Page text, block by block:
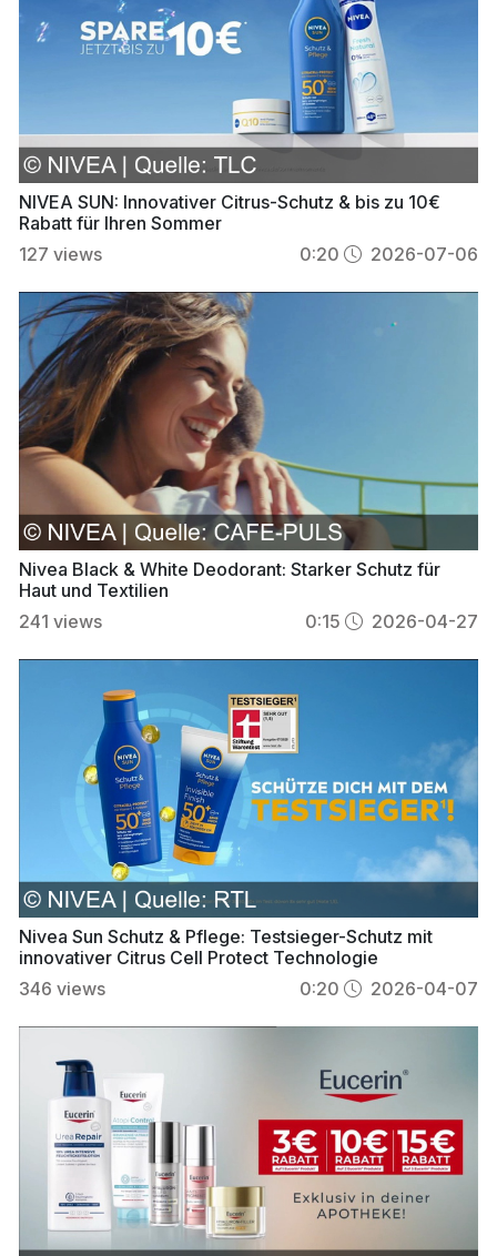
NIVEA SUN: Innovativer Citrus-Schutz & bis zu 10€
Rabatt für Ihren Sommer
127 views 0:20 2026-07-06
Nivea Black & White Deodorant: Starker Schutz für
Haut und Textilien
241 views 0:15 2026-04-27
Nivea Sun Schutz & Pflege: Testsieger-Schutz mit
innovativer Citrus Cell Protect Technologie
346 views 0:20 2026-04-07